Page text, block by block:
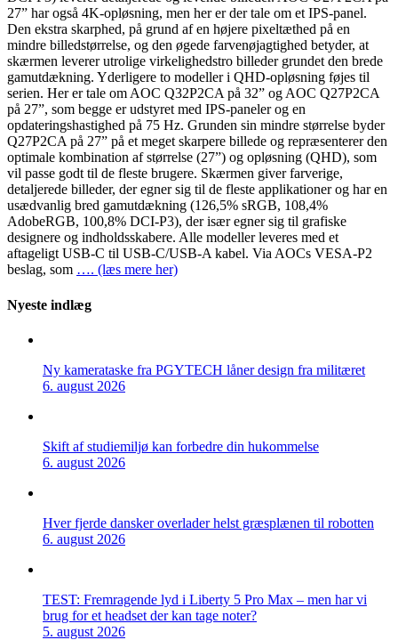
27” har også 4K-opløsning, men her er der tale om et IPS-panel.
Den ekstra skarphed, på grund af en højere pixeltæthed på en
mindre billedstørrelse, og den øgede farvenøjagtighed betyder, at
skærmen leverer utrolige virkelighedstro billeder grundet den brede
gamutdækning. Yderligere to modeller i QHD-opløsning føjes til
serien. Her er tale om AOC Q32P2CA på 32” og AOC Q27P2CA
på 27”, som begge er udstyret med IPS-paneler og en
opdateringshastighed på 75 Hz. Grunden sin mindre størrelse byder
Q27P2CA på 27” på et meget skarpere billede og repræsenterer den
optimale kombination af størrelse (27”) og opløsning (QHD), som
vil passe godt til de fleste brugere. Skærmen giver farverige,
detaljerede billeder, der egner sig til de fleste applikationer og har en
usædvanlig bred gamutdækning (126,5% sRGB, 108,4%
AdobeRGB, 100,8% DCI-P3), der især egner sig til grafiske
designere og indholdsskabere. Alle modeller leveres med et
aftageligt USB-C til USB-C/USB-A kabel. Via AOCs VESA-P2
beslag, som …. (læs mere her)
Nyeste indlæg
Ny kamerataske fra PGYTECH låner design fra militæret
6. august 2026
Skift af studiemiljø kan forbedre din hukommelse
6. august 2026
Hver fjerde dansker overlader helst græsplænen til robotten
6. august 2026
TEST: Fremragende lyd i Liberty 5 Pro Max – men har vi
brug for et headset der kan tage noter?
5. august 2026